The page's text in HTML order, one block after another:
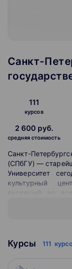
Санкт-
111
курсов
2 600 руб.
средняя стоимость
Санкт-
(СПбГУ) —
Университет
культурный
входящий во
Graduate
современные
Курсы 111